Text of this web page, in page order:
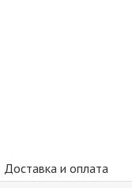
Доставка и оплата